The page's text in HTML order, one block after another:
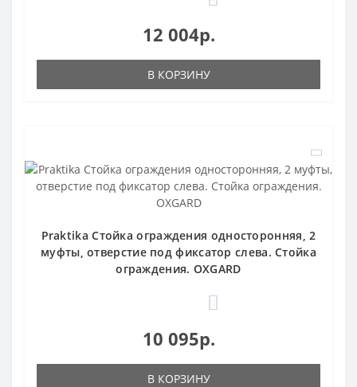
12 004р.
В КОРЗИНУ
Praktika Стойка ограждения односторонняя, 2
муфты, отверстие под фиксатор слева. Стойка
ограждения. OXGARD
10 095р.
В КОРЗИНУ